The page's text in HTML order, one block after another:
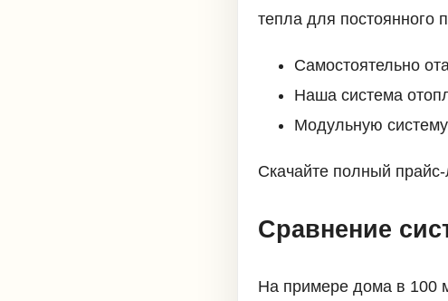
тепла для постоянного
Самостоятельно
Наша система
Модульную
Скачайте полный
Сравнение
На примере дома в 100